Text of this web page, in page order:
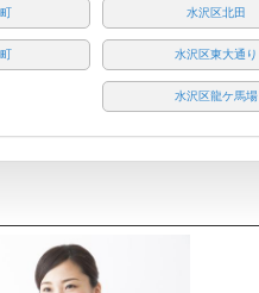
水沢区北田
水沢区東大通り
水沢区龍ケ馬場